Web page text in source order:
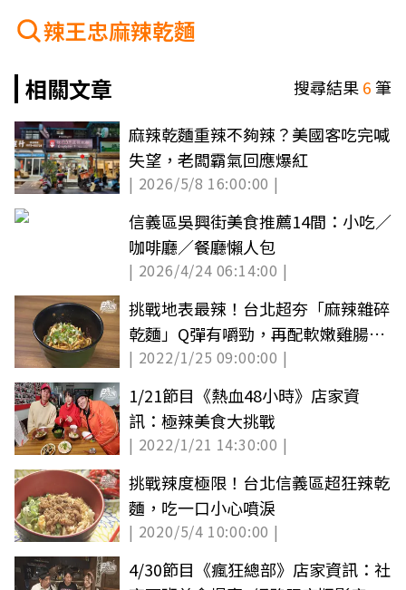
辣王忠麻辣乾麵
相關文章
搜尋結果6筆
麻辣乾麵重辣不夠辣？美國客吃完喊
失望，老闆霸氣回應爆紅
| 2026/5/8 16:00:00 |
信義區吳興街美食推薦14間：小吃／
咖啡廳／餐廳懶人包
| 2026/4/24 06:14:00 |
挑戰地表最辣！台北超夯「麻辣雜碎
乾麵」Q彈有嚼勁，再配軟嫩雞腸超
過癮
| 2022/1/25 09:00:00 |
1/21節目《熱血48小時》店家資
訊：極辣美食大挑戰
| 2022/1/21 14:30:00 |
挑戰辣度極限！台北信義區超狂辣乾
麵，吃一口小心噴淚
| 2020/5/4 10:00:00 |
4/30節目《瘋狂總部》店家資訊：社